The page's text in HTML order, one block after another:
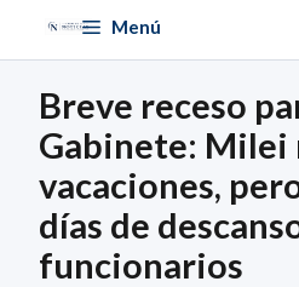
Menú
Breve receso
Gabinete: Milei
vacaciones,
días de
funcionarios